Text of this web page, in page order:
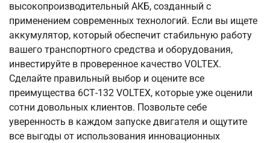
высокопроизводительный АКБ, созданный с
применением современных технологий. Если вы ищете
аккумулятор, который обеспечит стабильную работу
вашего транспортного средства и оборудования,
инвестируйте в проверенное качество VOLTEX.
Сделайте правильный выбор и оцените все
преимущества 6СТ-132 VOLTEX, которые уже оценили
сотни довольных клиентов. Позвольте себе
уверенность в каждом запуске двигателя и ощутите
все выгоды от использования инновационных